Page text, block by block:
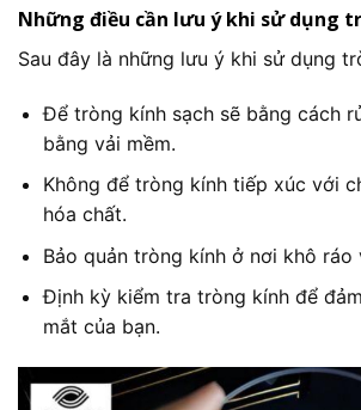
Những điều cần lưu ý khi sử dụng
Sau đây là những lưu ý khi sử dụng
Để tròng kính sạch sẽ bằng cách
bằng vải mềm.
Không để tròng kính tiếp xúc với
hóa chất.
Bảo quản tròng kính ở nơi khô ráo
Định kỳ kiểm tra tròng kính để
mắt của bạn.